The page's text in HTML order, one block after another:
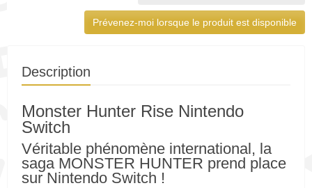
Prévenez-moi lorsque le produit est disponible
Description
Monster Hunter Rise Nintendo
Switch
Véritable phénomène international, la
saga MONSTER HUNTER prend place
sur Nintendo Switch !